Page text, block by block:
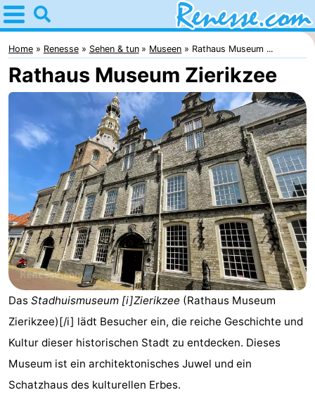
Home
Renesse
Tipps
kindern
Übernachten
Appartements
Port
Greve
-
Zeeuwse
Kust
Campingplätze
Ferienhäuser
Buitenheem
-
Home Renesse Sehen & tun Museen Rathaus Museum ...
Rathaus Museum Zierikzee
Das Stadhuismuseum [i]Zierikzee (Rathaus Museum
Zierikzee)[/i] lädt Besucher ein, die reiche Geschichte und
Kultur dieser historischen Stadt zu entdecken. Dieses
Museum ist ein architektonisches Juwel und ein
Schatzhaus des kulturellen Erbes.